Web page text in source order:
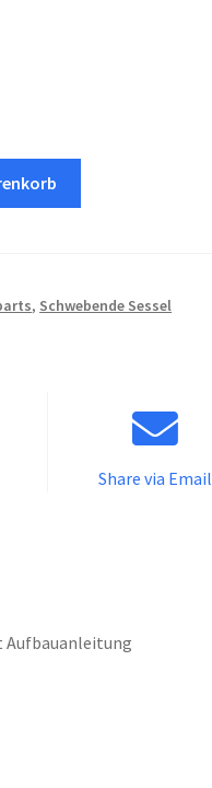
, Schwebende Sessel
Share via Email
Aufbauanleitung